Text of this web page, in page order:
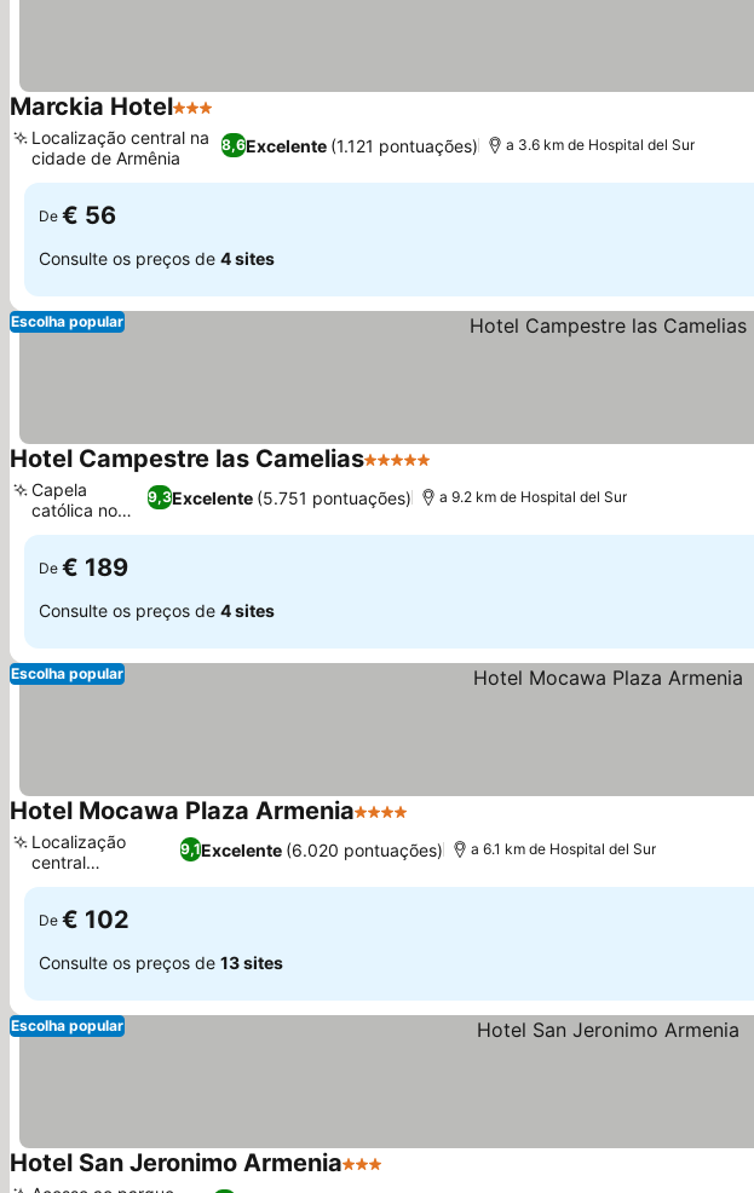
Marckia Hotel3 Estrelas
8,6Excelente (1.121 pontuações)
Localização central na
cidade de Armênia
a 3.6 km de Hospital del Sur
De € 56
Consulte os preços de 4 sites
Escolha popular
Hotel Campestre las Camelias5 Estrelas
9,3Excelente (5.751 pontuações)
Capela
católica no
local
a 9.2 km de Hospital del Sur
De € 189
Consulte os preços de 4 sites
Escolha popular
Hotel Mocawa Plaza Armenia4 Estrelas
9,1Excelente (6.020 pontuações)
Localização
central
privilegiada
a 6.1 km de Hospital del Sur
De € 102
Consulte os preços de 13 sites
Escolha popular
Hotel San Jeronimo Armenia3 Estrelas